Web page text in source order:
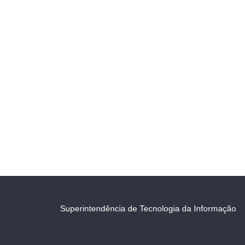
Superintendência de Tecnologia da Informação